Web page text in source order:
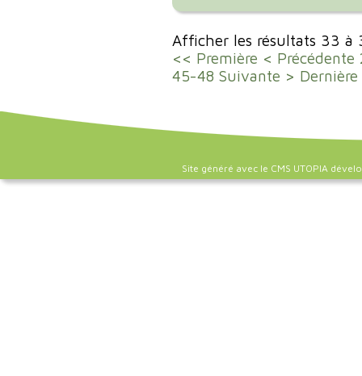
Afficher les résultats 33 à
<< Première < Précédente
45-48 Suivante >
Site généré avec le CMS UTOPIA